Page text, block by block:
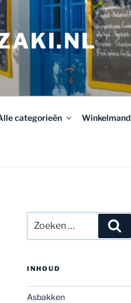
categorieën Winkelmand
naar:
INHOUD
Asbakken